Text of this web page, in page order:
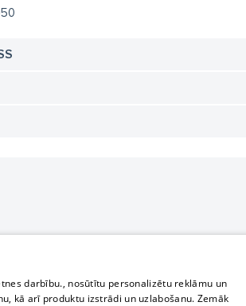
darbību., nosūtītu personalizētu reklāmu un
kā arī produktu izstrādi un uzlabošanu. Zemāk